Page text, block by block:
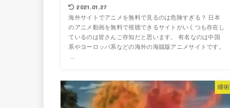
2021.01.27
海外サイトでアニメを無料で見るのは危険すぎる？ 日本
のアニメ動画を無料で視聴できるサイトがいくつも存在し
ているのは皆さんご存知だと思います。 有名なのは中国
系やヨーロッパ系などの海外の海賊版アニメサイトです。
瞳術